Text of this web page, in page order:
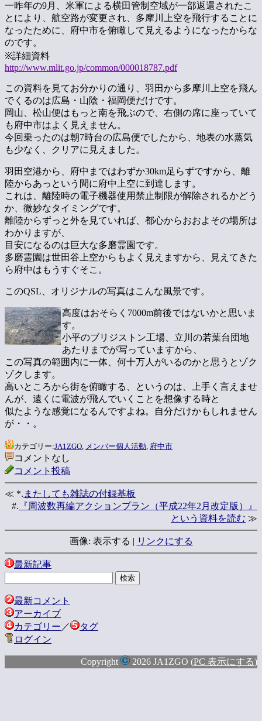
一昨年の9月、米軍による横田管制空域が一部返還されたこ
とにより、航空路が変更され、多摩川上空を飛行することに
なったために、府中市を俯瞰して見えるようになったからな
のです。
※詳細資料
http://www.mlit.go.jp/common/000018787.pdf
この資料を見てお分かりの通り、羽田から多摩川上空を飛ん
でくるのは広島・山陰・福岡便だけです。
岡山、松山便はもっと南を飛ぶので、右側の席に座っていて
も府中市はよく見えません。
今回乗ったのは朝7時台の広島便でしたから、地表の水蒸気
も少なく、クリアに見えました。
羽田空港から、府中まではわずか30km足らずですから、離
陸からあっという間に府中上空に到達します。
これは、離陸時の電子機器使用禁止制限が解除されるかどう
か、微妙なタイミングです。
離陸からずっと外を見ていれば、都心からおおよその場所は
わかりますが、
目安になるのは巨大な多磨霊園です。
多磨霊園は世田谷上空からもよく見えますから、見えてきた
ら府中はもうすぐそこ。
このQSL、オリジナルの写真はこんな風景です。
高度はおそらく7000m前後ではないかと思いま
す。
小平のブリジストン工場、立川の若葉台団地
あたりまでが写っていますから、
この写真の範囲内に一体、何十万人がいるのかと思うとゾク
ゾクします。
高いところから街を俯瞰する、というのは、上手く言えませ
んが、遠くに電波が飛んでいくことを想像する時と
似たような感覚になるんですよね。自分だけかもしれません
が・・。
カテゴリー:JA1ZGO, メンバー個人活動, 府中市
コメントなし
コメント投稿
≪ *. またしても雑誌の付録基板
#. 『周波数再編アクションプラン（平成22年2月改定版）』
という資料を読む ≫
画像: 表示する | リンクにする
最新記事
最新コメント
アーカイブ
カテゴリー ／
タグ
ログイン
Copyright 2026 JA1ZGO (PC 表示にする)